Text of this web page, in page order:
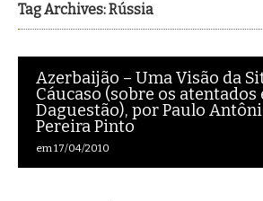
Tag Archives: Rússia
Azerbaijão – Uma Visão da
Cáucaso (sobre os atentados
Daguestão), por Paulo
Pereira Pinto
em17/04/2010